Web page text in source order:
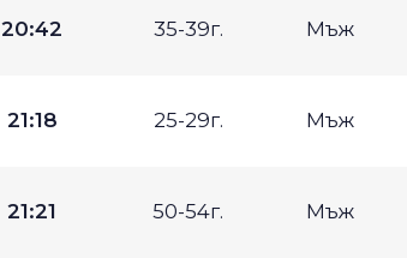
20:42 35-39г. Мъж
21:18 25-29г. Мъж
21:21 50-54г. Мъж